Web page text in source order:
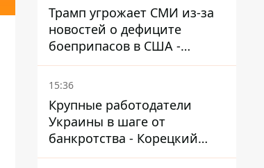
Трамп угрожает СМИ из-за
новостей о дефиците
боеприпасов в США -
обещает найти и
арестовать всех
15:36
Крупные работодатели
Украины в шаге от
банкротства - Корецкий
обещает им… новые склады